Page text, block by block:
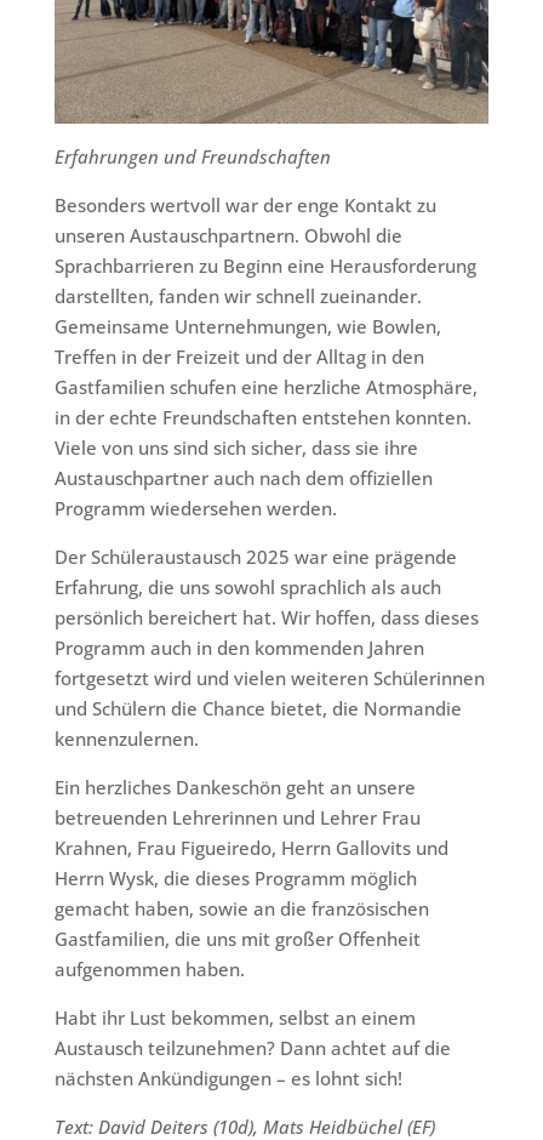
Erfahrungen und Freundschaften
Besonders wertvoll war der enge Kontakt zu
unseren Austauschpartnern. Obwohl die
Sprachbarrieren zu Beginn eine Herausforderung
darstellten, fanden wir schnell zueinander.
Gemeinsame Unternehmungen, wie Bowlen,
Treffen in der Freizeit und der Alltag in den
Gastfamilien schufen eine herzliche Atmosphäre,
in der echte Freundschaften entstehen konnten.
Viele von uns sind sich sicher, dass sie ihre
Austauschpartner auch nach dem offiziellen
Programm wiedersehen werden.
Der Schüleraustausch 2025 war eine prägende
Erfahrung, die uns sowohl sprachlich als auch
persönlich bereichert hat. Wir hoffen, dass dieses
Programm auch in den kommenden Jahren
fortgesetzt wird und vielen weiteren Schülerinnen
und Schülern die Chance bietet, die Normandie
kennenzulernen.
Ein herzliches Dankeschön geht an unsere
betreuenden Lehrerinnen und Lehrer Frau
Krahnen, Frau Figueiredo, Herrn Gallovits und
Herrn Wysk, die dieses Programm möglich
gemacht haben, sowie an die französischen
Gastfamilien, die uns mit großer Offenheit
aufgenommen haben.
Habt ihr Lust bekommen, selbst an einem
Austausch teilzunehmen? Dann achtet auf die
nächsten Ankündigungen – es lohnt sich!
Text: David Deiters (10d), Mats Heidbüchel (EF)